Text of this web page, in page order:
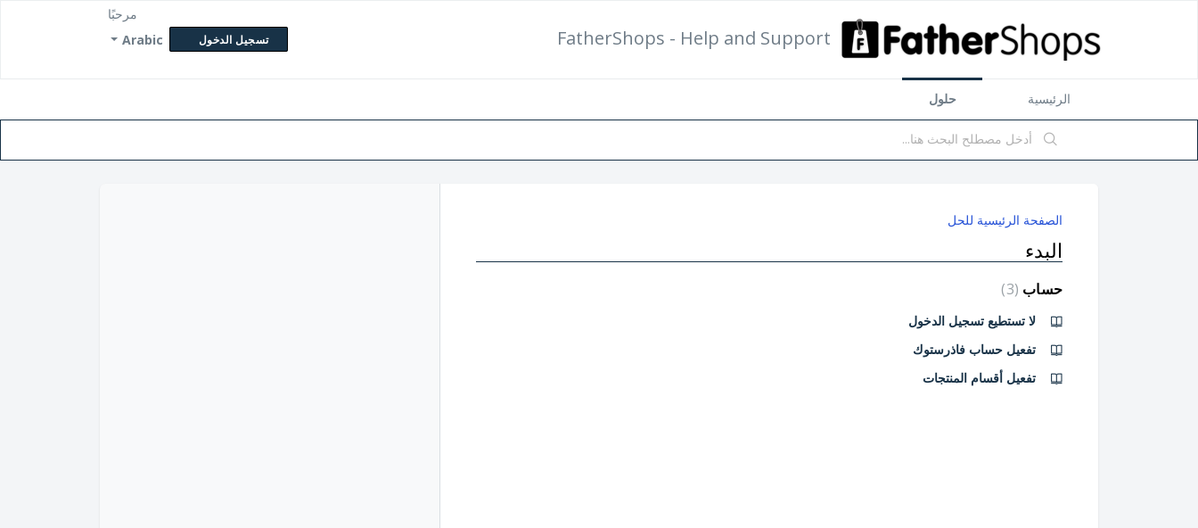
FatherShops - Help and Support
Arabic
مرحبًا
تسجيل الدخول
الرئيسية حلول
الصفحة الرئيسية للحل
البدء
حساب 3
لا تستطيع تسجيل الدخول
تفعيل حساب فاذرستوك
تفعيل أقسام المنتجات